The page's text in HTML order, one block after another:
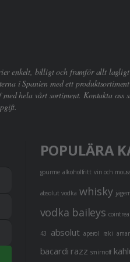
enkelt, billigt och framför allt
i Spanien med ett
hela vårt sortiment. Kontakta oss
POPULÄRA
gourme alkoholfritt vin och
absolut vodka whisky
vodka baileys
43 absolut aperol raki
bacardi razz smirnoff